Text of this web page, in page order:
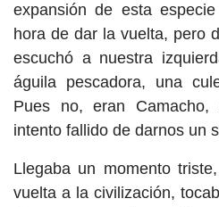
expansión de esta
hora de dar la vuelta, pero
escuchó a nuestra
águila pescadora, una
Pues no, eran
intento fallido de darnos un
Llegaba un momento
vuelta a la civilización,